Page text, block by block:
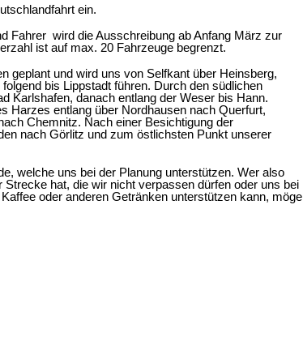
ein.
Fahrer wird die Ausschreibung ab Anfang März zur
ist auf max. 20 Fahrzeuge begrenzt.
geplant und wird uns von Selfkant über Heinsberg,
bis Lippstadt führen. Durch den südlichen
Karlshafen, danach entlang der Weser bis Hann.
Harzes entlang über Nordhausen nach Querfurt,
Chemnitz. Nach einer Besichtigung der
nach Görlitz und zum östlichsten Punkt unserer
welche uns bei der Planung unterstützen. Wer also
Strecke hat, die wir nicht verpassen dürfen oder uns bei
oder anderen Getränken unterstützen kann, möge